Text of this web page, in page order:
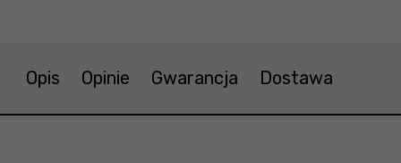
Opis Opinie Gwarancja Dostawa